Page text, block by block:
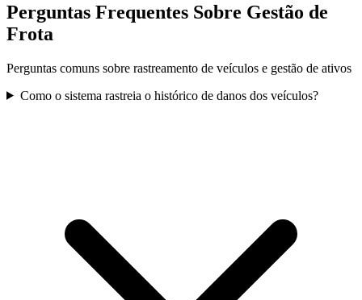
Perguntas Frequentes Sobre Gestão de
Frota
Perguntas comuns sobre rastreamento de veículos e gestão de ativos
Como o sistema rastreia o histórico de danos dos veículos?